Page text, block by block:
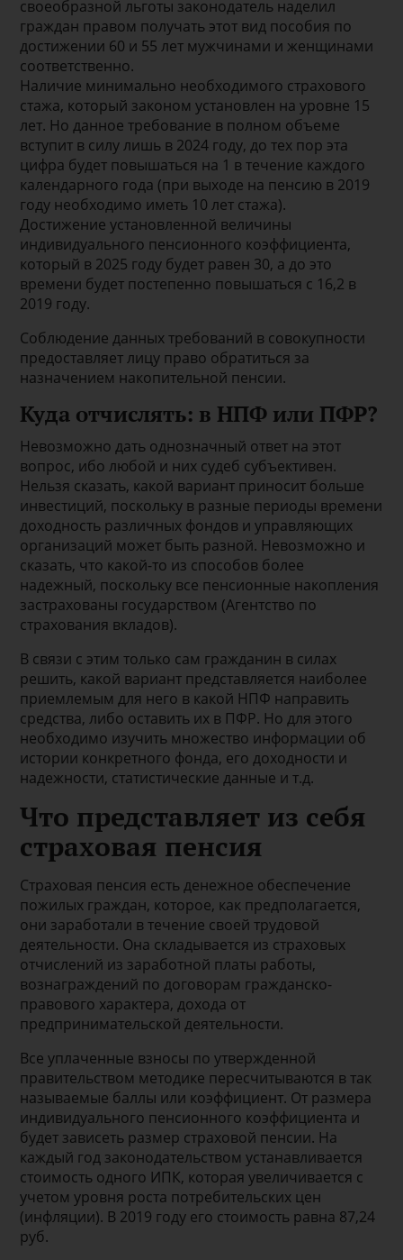
своеобразной льготы законодатель наделил
граждан правом получать этот вид пособия по
достижении 60 и 55 лет мужчинами и женщинами
соответственно.
Наличие минимально необходимого страхового
стажа, который законом установлен на уровне 15
лет. Но данное требование в полном объеме
вступит в силу лишь в 2024 году, до тех пор эта
цифра будет повышаться на 1 в течение каждого
календарного года (при выходе на пенсию в 2019
году необходимо иметь 10 лет стажа).
Достижение установленной величины
индивидуального пенсионного коэффициента,
который в 2025 году будет равен 30, а до это
времени будет постепенно повышаться с 16,2 в
2019 году.
Соблюдение данных требований в совокупности
предоставляет лицу право обратиться за
назначением накопительной пенсии.
Куда отчислять: в НПФ или ПФР?
Невозможно дать однозначный ответ на этот
вопрос, ибо любой и них судеб субъективен.
Нельзя сказать, какой вариант приносит больше
инвестиций, поскольку в разные периоды времени
доходность различных фондов и управляющих
организаций может быть разной. Невозможно и
сказать, что какой-то из способов более
надежный, поскольку все пенсионные накопления
застрахованы государством (Агентство по
страхования вкладов).
В связи с этим только сам гражданин в силах
решить, какой вариант представляется наиболее
приемлемым для него в какой НПФ направить
средства, либо оставить их в ПФР. Но для этого
необходимо изучить множество информации об
истории конкретного фонда, его доходности и
надежности, статистические данные и т.д.
Что представляет из себя
страховая пенсия
Страховая пенсия есть денежное обеспечение
пожилых граждан, которое, как предполагается,
они заработали в течение своей трудовой
деятельности. Она складывается из страховых
отчислений из заработной платы работы,
вознаграждений по договорам гражданско-
правового характера, дохода от
предпринимательской деятельности.
Все уплаченные взносы по утвержденной
правительством методике пересчитываются в так
называемые баллы или коэффициент. От размера
индивидуального пенсионного коэффициента и
будет зависеть размер страховой пенсии. На
каждый год законодательством устанавливается
стоимость одного ИПК, которая увеличивается с
учетом уровня роста потребительских цен
(инфляции). В 2019 году его стоимость равна 87,24
руб.